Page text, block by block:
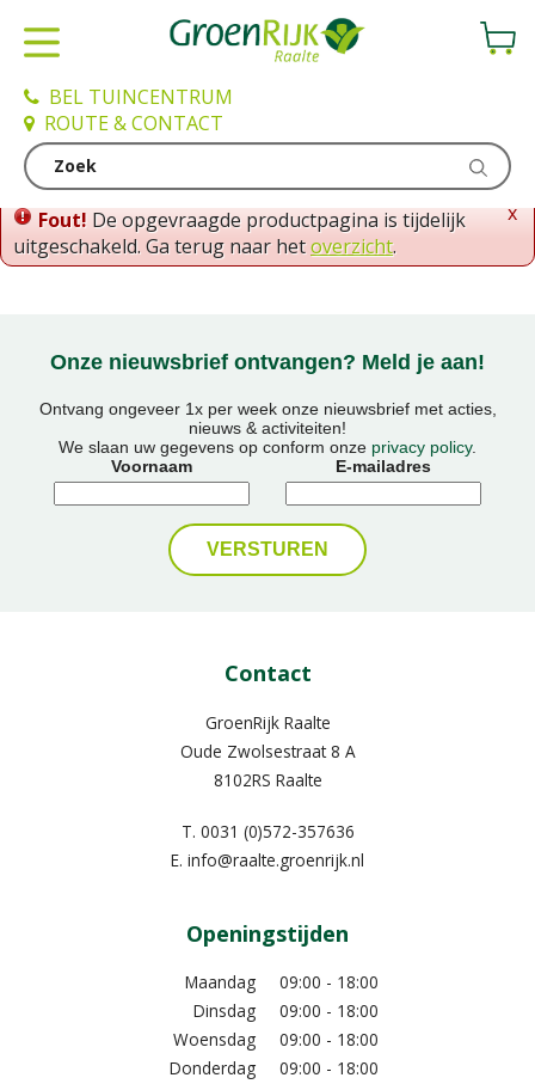
e
BEL TUINCENTRUM
ROUTE & CONTACT
x
Fout! De opgevraagde productpagina is tijdelijk
uitgeschakeld. Ga terug naar hetoverzicht.
Onze nieuwsbrief ontvangen? Meld je aan!
Ontvang ongeveer 1x per week onze nieuwsbrief met acties,
nieuws & activiteiten!
We slaan uw gegevens op conform onze privacy policy.
Voornaam
E-mailadres
Contact
GroenRijk Raalte
Oude Zwolsestraat 8 A
8102RS Raalte
T. 0031 (0)572-357636
E. info@raalte.groenrijk.nl
Openingstijden
Maandag
09:00 - 18:00
Dinsdag
09:00 - 18:00
Woensdag
09:00 - 18:00
Donderdag
09:00 - 18:00